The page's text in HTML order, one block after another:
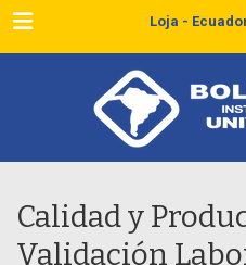
Menu Loja -
Calidad y
Validación